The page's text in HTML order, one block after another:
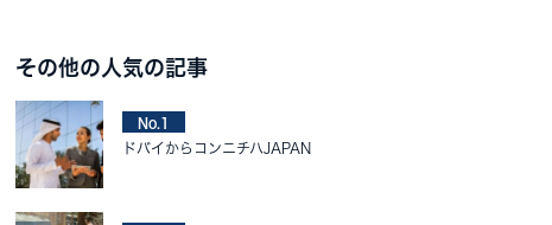
その他の人気の記事
No.1
ドバイからコンニチハJAPAN